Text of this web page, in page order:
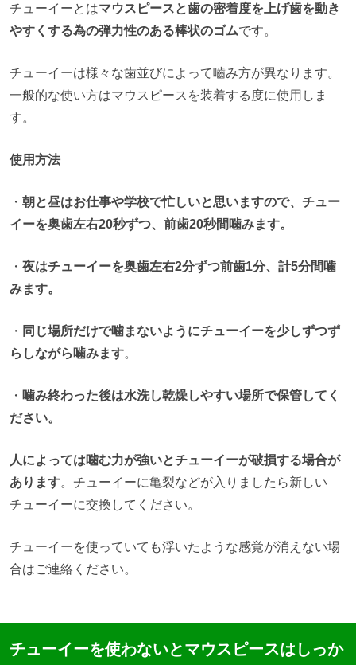
チューイーとはマウスピースと歯の密着度を上げ歯を動き
やすくする為の弾力性のある棒状のゴムです。
チューイーは様々な歯並びによって嚙み方が異なります。
一般的な使い方はマウスピースを装着する度に使用しま
す。
使用方法
・ 朝と昼はお仕事や学校で忙しいと思いますので、チュー
イーを奥歯左右20秒ずつ、前歯20秒間噛みます。
・ 夜はチューイーを奥歯左右2分ずつ前歯1分、計5分間噛
みます。
・ 同じ場所だけで噛まないようにチューイーを少しずつず
らしながら噛みます。
・ 噛み終わった後は水洗し乾燥しやすい場所で保管してく
ださい。
人によっては噛む力が強いとチューイーが破損する場合が
あります。チューイーに亀裂などが入りましたら新しい
チューイーに交換してください。
チューイーを使っていても浮いたような感覚が消えない場
合はご連絡ください。
チューイーを使わないとマウスピースはしっか